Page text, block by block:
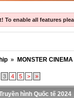
To enable all features
» MONSTER CINEMA
3 4 5 > »
hình Quốc tế 2024